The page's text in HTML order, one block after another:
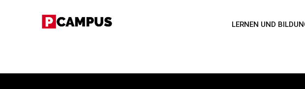
LERNEN UND